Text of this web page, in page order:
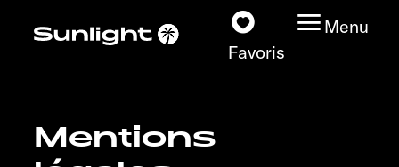
Favoris
Menu
Nos modèles
Mentions